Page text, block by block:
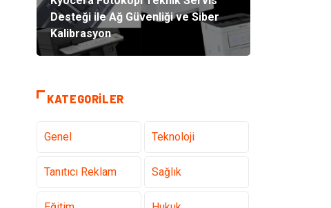
Desteği ile Ağ Güvenliği ve Siber
Kalibrasyon
KATEGORILER
Genel Teknoloji
Tanıtıcı Reklam Sağlık